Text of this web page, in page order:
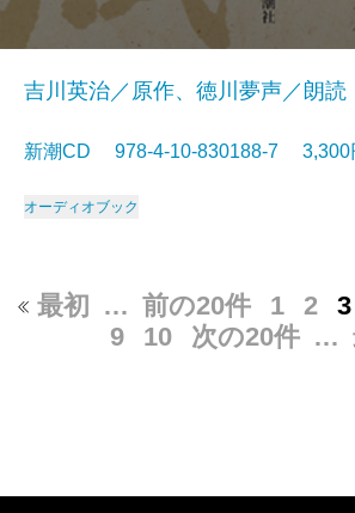
吉川英治／原作、徳川夢声／朗読
新潮CD 978-4-10-830188-7
オーディオブック
最初 … 前の20件 1 2 3
9
10 次の20件 …